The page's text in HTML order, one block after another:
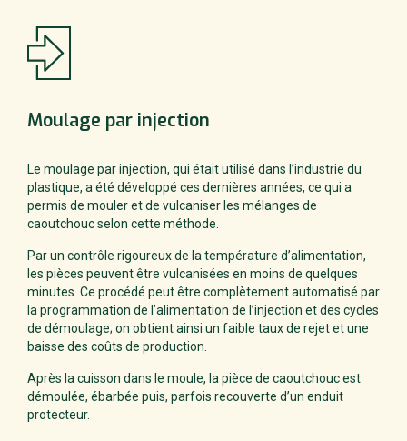
Moulage par injection
Le moulage par injection, qui était utilisé dans l’industrie du
plastique, a été développé ces dernières années, ce qui a
permis de mouler et de vulcaniser les mélanges de
caoutchouc selon cette méthode.
Par un contrôle rigoureux de la température d’alimentation,
les pièces peuvent être vulcanisées en moins de quelques
minutes. Ce procédé peut être complètement automatisé par
la programmation de l’alimentation de l’injection et des cycles
de démoulage; on obtient ainsi un faible taux de rejet et une
baisse des coûts de production.
Après la cuisson dans le moule, la pièce de caoutchouc est
démoulée, ébarbée puis, parfois recouverte d’un enduit
protecteur.